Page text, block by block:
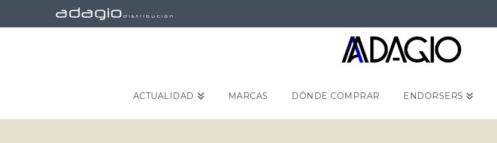
ACTUALIDAD MARCAS DÓNDE COMPRAR ENDORSERS